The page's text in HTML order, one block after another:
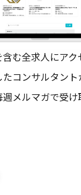
体制を強化するた
む全求人にアク
コンサルタント
メルマガで受け